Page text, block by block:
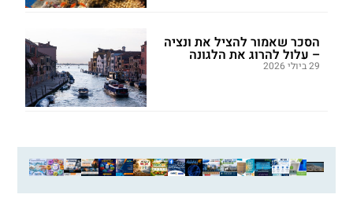
הסכר שאמור להציל את ונציה
– עלול להרוג את הלגונה
29 ביולי 2026